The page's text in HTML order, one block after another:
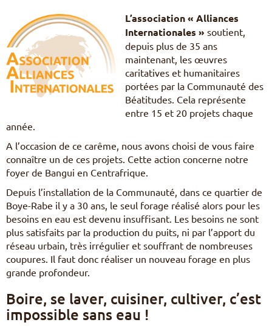
Pèlerinages
S’engager – missions
Nourrir sa vie spirituelle
Du temps pour Dieu
FR
EN
DE
IT
PL
PT
ES
HU
L’association « Alliances
Internationales » soutient,
depuis plus de 35 ans
maintenant, les œuvres
caritatives et humanitaires
portées par la Communauté des
Béatitudes. Cela représente
entre 15 et 20 projets chaque
année.
A l’occasion de ce carême, nous avons choisi de vous faire
connaître un de ces projets. Cette action concerne notre
foyer de Bangui en Centrafrique.
Depuis l’installation de la Communauté, dans ce quartier de
Boye-Rabe il y a 30 ans, le seul forage réalisé alors pour les
besoins en eau est devenu insuffisant. Les besoins ne sont
plus satisfaits par la production du puits, ni par l’apport du
réseau urbain, très irrégulier et souffrant de nombreuses
coupures. Il faut donc réaliser un nouveau forage en plus
grande profondeur.
Boire, se laver, cuisiner, cultiver, c’est
impossible sans eau !